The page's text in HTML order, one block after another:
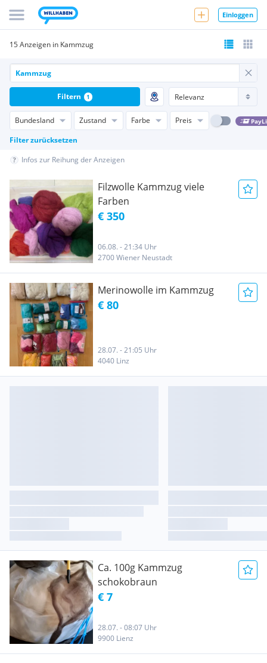
Einloggen
15 Anzeigen in Kammzug
Bundesland Zustand Farbe Preis
Filter zurücksetzen
Filtern 1
Infos zur Reihung der Anzeigen
Filzwolle Kammzug viele
Farben
€ 350
06.08. - 21:34 Uhr
2700 Wiener Neustadt
Merinowolle im Kammzug
€ 80
28.07. - 21:05 Uhr
4040 Linz
Ca. 100g Kammzug
schokobraun
€ 7
28.07. - 08:07 Uhr
9900 Lienz